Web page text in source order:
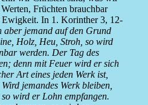
Früchten brauchbar
In 1. Korinther 3, 12-
aber jemand auf den Grund
Holz, Heu, Stroh, so wird
werden. Der Tag des
denn mit Feuer wird er sich
Art eines jeden Werk ist,
jemandes Werk bleiben,
wird er Lohn empfangen.